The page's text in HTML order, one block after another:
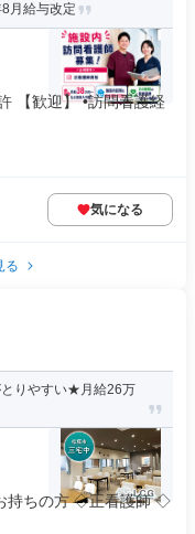
月給与改定
【歓迎】 •訪問看護経
気になる
る
りやすい★月給26万
持ちの方 ◇正看護師 ◇